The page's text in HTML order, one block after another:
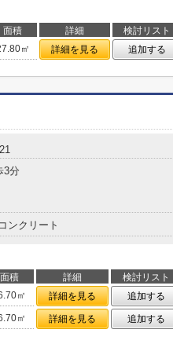
面積 詳細
検討リスト
㎡ 詳細を見る 追加する
3分
ンクリート
面積 詳細
検討リスト
㎡ 詳細を見る
追加する
㎡ 詳細を見る 追加する